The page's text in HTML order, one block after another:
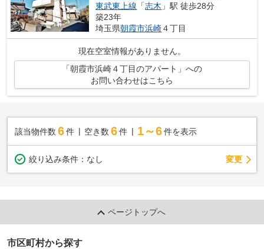
東武東上線 「志木 」駅 徒歩28分
築23年
埼玉県朝霞市浜崎４丁目
現在空室情報がありません。
「朝霞市浜崎４丁目のアパート」への
お問い合わせはこちら
該当物件数 6件 空き数 6 件 1～6 件を表示
絞り込み条件： なし 変更
ページトップへ
市区町村から探す